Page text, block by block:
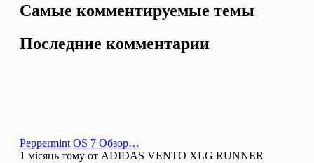
Самые комментируемые темы
Последние комментарии
Peppermint OS 7 Обзор…
1 місяць тому от ADIDAS VENTO XLG RUNNER